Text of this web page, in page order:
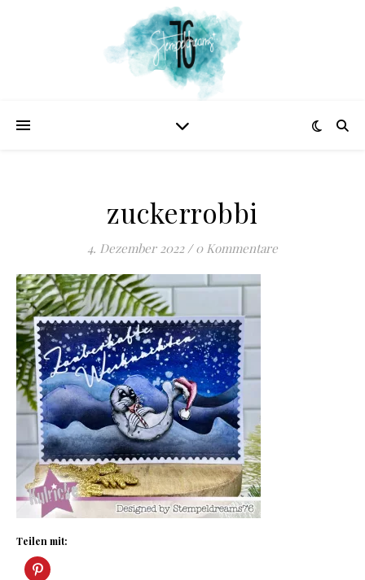
zuckerrobbi
4. Dezember 2022 / 0 Kommentare
Teilen mit: